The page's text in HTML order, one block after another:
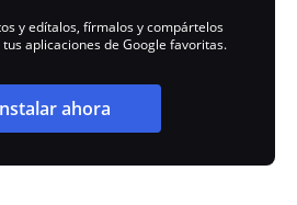
y edítalos, fírmalos y compártelos
aplicaciones de Google favoritas.
ahora